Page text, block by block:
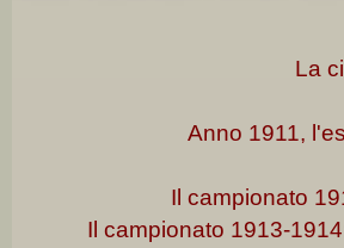
La
Anno 1911,
Il campionato
Il campionato 1913-